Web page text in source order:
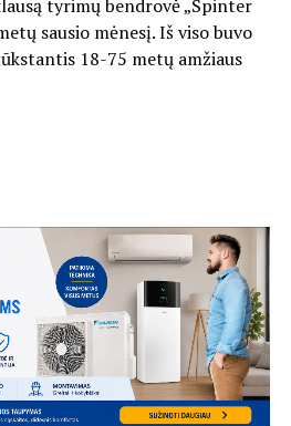
tyrimų bendrovė „Spinter
sausio mėnesį. Iš viso buvo
18-75 metų amžiaus